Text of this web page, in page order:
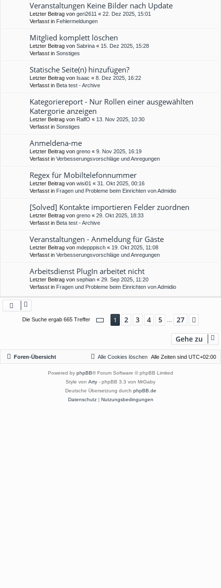
Veranstaltungen Keine Bilder nach Update
Letzter Beitrag von geri2611 « 22. Dez 2025, 15:01
Verfasst in Fehlermeldungen
Mitglied komplett löschen
Letzter Beitrag von Sabrina « 15. Dez 2025, 15:28
Verfasst in Sonstiges
Statische Seite(n) hinzufügen?
Letzter Beitrag von Isaac « 8. Dez 2025, 16:22
Verfasst in Beta test - Archive
Kategoriereport - Nur Rollen einer ausgewählten
Katergorie anzeigen
Letzter Beitrag von RalfO « 13. Nov 2025, 10:30
Verfasst in Sonstiges
Anmeldena-me
Letzter Beitrag von greno « 9. Nov 2025, 16:19
Verfasst in Verbesserungsvorschläge und Anregungen
Regex für Mobiltelefonnummer
Letzter Beitrag von wisi01 « 31. Okt 2025, 00:16
Verfasst in Fragen und Probleme beim Einrichten von Admidio
[Solved] Kontakte importieren Felder zuordnen
Letzter Beitrag von greno « 29. Okt 2025, 18:33
Verfasst in Beta test - Archive
Veranstaltungen - Anmeldung für Gäste
Letzter Beitrag von mdepppisch « 19. Okt 2025, 11:08
Verfasst in Verbesserungsvorschläge und Anregungen
Arbeitsdienst PlugIn arbeitet nicht
Letzter Beitrag von sephian « 29. Sep 2025, 11:20
Verfasst in Fragen und Probleme beim Einrichten von Admidio
Die Suche ergab 665 Treffer Seite 1 von 27
1 2 3 4 5 27
Gehe zu
Foren-Übersicht Alle Zeiten sind UTC+02:00
Alle Cookies löschen
Powered by phpBB® Forum Software © phpBB Limited
Style von Arty - phpBB 3.3 von MrGaby
Deutsche Übersetzung durch phpBB.de
Datenschutz| Nutzungsbedingungen